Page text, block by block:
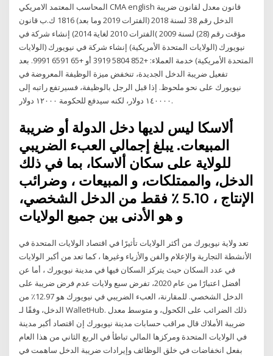
المحاسب المعتمد الامريكي CMA english قانون معدل لقانون ضريبة
الدخل رقم 38 لسنة 2018 (الفترات 2019 وما بعد) 1816 ك.ب قانون
مؤقت رقم (28) لسنة 2009 )الفترات 2010 لغاية 2014) إنشاء شركة في
نيويورك (الولايات المتحدة الأمريكية) إنشاء شركة في نيويورك (الولايات
المتحدة الأمريكية) خدمة العملاء: +852 5804 3919 أو +65 6591 9991. بعد
تفعيل ضريبة الدخل الجديدة، تنخفض ميزة الوظيفة المعروضة في
نيويورك على نحو ملحوظ. إذا قبل الرجل بالوظيفة، فسيرتفع راتبه إلى
١٤٠٠٠٠ دولار، لكنه سيدفع للحكومة ١٢٠٠٠ دولار.
ألاسكا ليس لديها دخل الدولة أو ضريبة
المبيعات. يبلغ إجمالي العبء الضريبي
للولاية على سكان ألاسكا، بما في ذلك
الدخل، والممتلكات، و المبيعات ، وضرائب
الإنتاج ، 5.10 ٪ فقط من الدخل الشخصي،
و هو الأدنى بين جميع الولايات
تعد ولاية نيويورك من أكثر الولايات تأثيرًا في اقتصاد الولايات المتحدة في
الأنشطة التجارية والإعلام والفن والأزياء وغيرها ، كما تعد من أكبر الولايات
في عدد السكان حيث يتركز السكان فيها في مدينة نيويورك ، أما عن
أفضل اعتبارًا من عام 2020، تفرض سبع ولايات عدم فرض ضريبة على
الدخل الشخصي. للمقارنة، العبء الضريبي في نيويورك هو 12.97٪ من
الدخل، وفقًا لـ WalletHub. ذلك الضرائب على الكحول، و متوسط معدل
ضريبة الأملاك قال مراقب حسابات مدينة نيويورك إن اقتصاد أكبر مدينة
في الولايات المتحدة ومركزها المالي تباطأ في الربع الثاني من هذا العام
بفعل انخفاضات في خلق الوظائف وإيرادات ضريبة الدخل ساهمت في